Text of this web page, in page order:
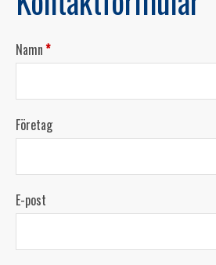
Namn*
Företag
E-post